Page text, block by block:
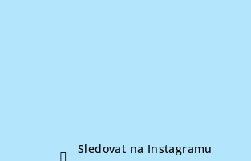
Sledovat na Instagramu